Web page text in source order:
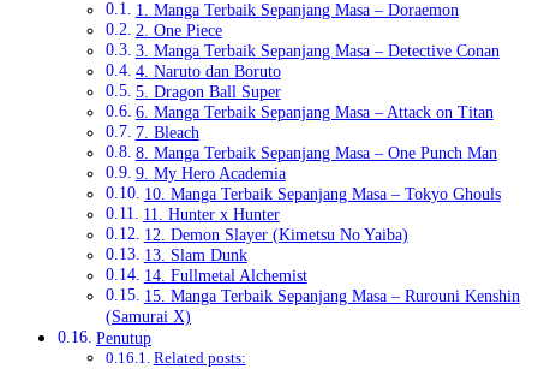
1. Manga Terbaik Sepanjang Masa – Doraemon
2. One Piece
3. Manga Terbaik Sepanjang Masa – Detective Conan
4. Naruto dan Boruto
5. Dragon Ball Super
6. Manga Terbaik Sepanjang Masa – Attack on Titan
7. Bleach
8. Manga Terbaik Sepanjang Masa – One Punch Man
9. My Hero Academia
10. Manga Terbaik Sepanjang Masa – Tokyo Ghouls
11. Hunter x Hunter
12. Demon Slayer (Kimetsu No Yaiba)
13. Slam Dunk
14. Fullmetal Alchemist
15. Manga Terbaik Sepanjang Masa – Rurouni Kenshin
(Samurai X)
Penutup
Related posts: